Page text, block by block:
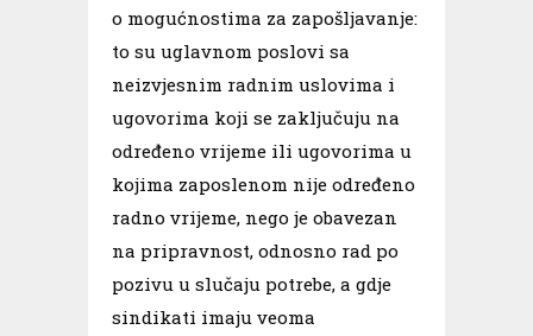
o mogućnostima za zapošljavanje:
to su uglavnom poslovi sa
neizvjesnim radnim uslovima i
ugovorima koji se zaključuju na
određeno vrijeme ili ugovorima u
kojima zaposlenom nije određeno
radno vrijeme, nego je obavezan
na pripravnost, odnosno rad po
pozivu u slučaju potrebe, a gdje
sindikati imaju veoma